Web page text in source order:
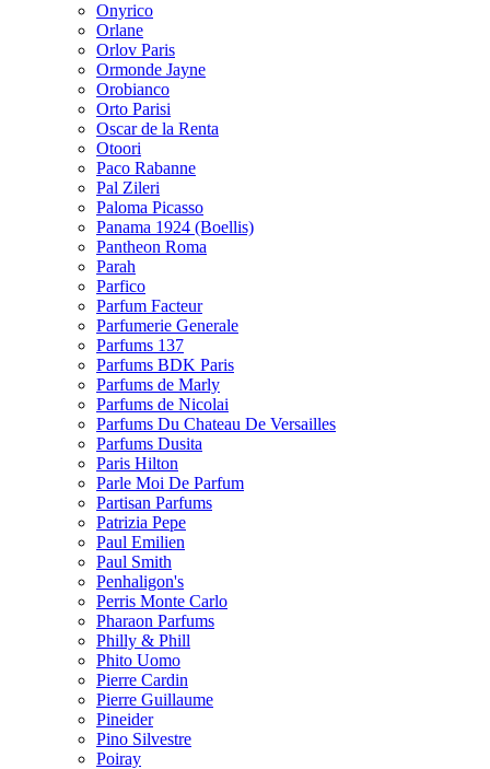
Onyrico
Orlane
Orlov Paris
Ormonde Jayne
Orobianco
Orto Parisi
Oscar de la Renta
Otoori
Paco Rabanne
Pal Zileri
Paloma Picasso
Panama 1924 (Boellis)
Pantheon Roma
Parah
Parfico
Parfum Facteur
Parfumerie Generale
Parfums 137
Parfums BDK Paris
Parfums de Marly
Parfums de Nicolai
Parfums Du Chateau De Versailles
Parfums Dusita
Paris Hilton
Parle Moi De Parfum
Partisan Parfums
Patrizia Pepe
Paul Emilien
Paul Smith
Penhaligon's
Perris Monte Carlo
Pharaon Parfums
Philly & Phill
Phito Uomo
Pierre Cardin
Pierre Guillaume
Pineider
Pino Silvestre
Poiray